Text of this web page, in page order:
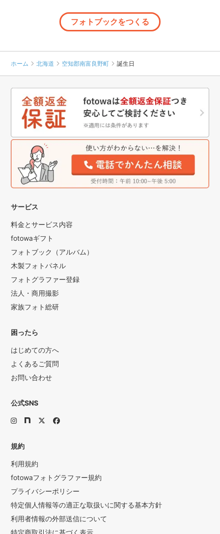
フォトブックをつくる
ホーム 北海道 空知郡南富良野町 誕生日
サービス
料金とサービス内容
fotowaギフト
フォトブック（アルバム）
木製フォトパネル
フォトグラファー登録
法人・商用撮影
家族フォト総研
困ったら
はじめての方へ
よくあるご質問
お問い合わせ
公式SNS
規約
利用規約
fotowaフォトグラファー規約
プライバシーポリシー
特定個人情報等の適正な取扱いに関する基本方針
利用者情報の外部送信について